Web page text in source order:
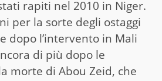
rapiti nel 2010 in Niger.
per la sorte degli ostaggi
dopo l’intervento in Mali
di più dopo le
morte di Abou Zeid, che